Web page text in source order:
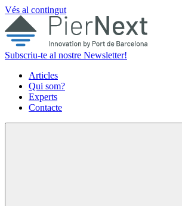
Vés al contingut
Subscriu-te al nostre Newsletter!
Articles
Qui som?
Experts
Contacte